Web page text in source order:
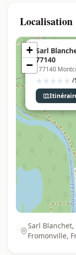
Localisation
Sarl
77140
, 77140
/
+
−
Sarl
Fromonville,